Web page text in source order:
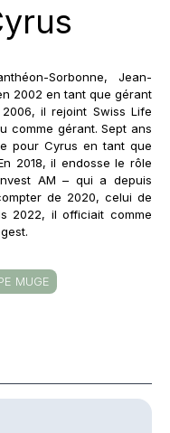
Sorbonne, Jean-
2002 en tant que gérant
il rejoint Swiss Life
comme gérant. Sept ans
pour Cyrus en tant que
2018, il endosse le rôle
AM – qui a depuis
de 2020, celui de
2022, il officiait comme
MUGE